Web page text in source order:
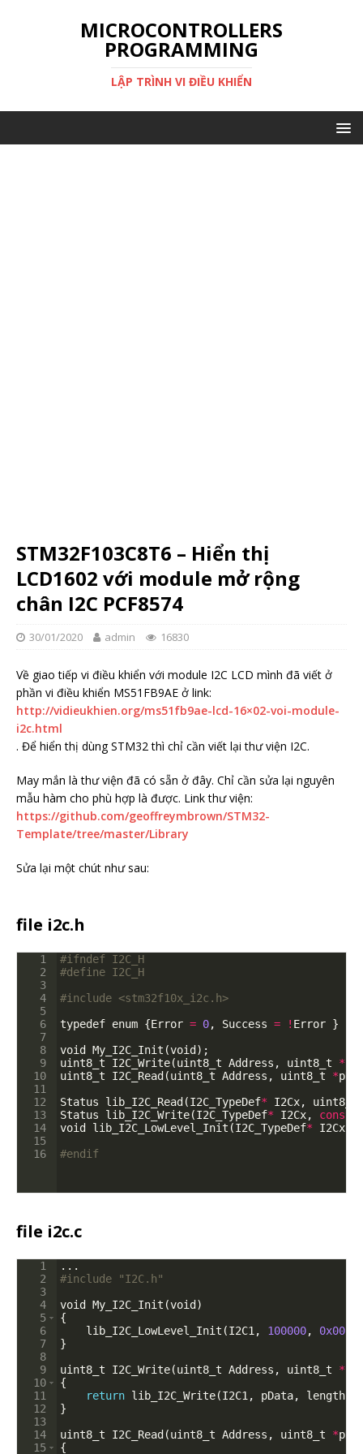
MICROCONTROLLERS
PROGRAMMING
LẬP TRÌNH VI ĐIỀU KHIỂN
STM32F103C8T6 – Hiển thị
LCD1602 với module mở rộng
chân I2C PCF8574
30/01/2020 admin 16830
Về giao tiếp vi điều khiển với module I2C LCD mình đã viết ở
phần vi điều khiển MS51FB9AE ở link:
http://vidieukhien.org/ms51fb9ae-lcd-16×02-voi-module-
i2c.html
. Để hiển thị dùng STM32 thì chỉ cần viết lại thư viện I2C.
May mắn là thư viện đã có sẵn ở đây. Chỉ cần sửa lại nguyên
mẫu hàm cho phù hợp là được. Link thư viện:
https://github.com/geoffreymbrown/STM32-
Template/tree/master/Library
Sửa lại một chút như sau:
file i2c.h
1
2
3
4
5
6
7
8
9
10
11
12
13
14
15
16
#ifndef I2C_H
#define I2C_H
#include <stm32f10x_i2c.h>
typedef enum {Error = 0, Success = ! Error }
void
My_I2C_Init (void ) ;
uint8_t
I2C_Write(uint8_t Address , uint8_t *
uint8_t
I2C_Read (uint8_t Address , uint8_t *
Status
lib_I2C_Read (I2C_TypeDef* I2Cx, uint8_t
Status
lib_I2C_Write(I2C_TypeDef* I2Cx, const
void
lib_I2C_LowLevel_Init (I2C_TypeDef* I2Cx
#endif
file i2c.c
1
2
3
4
5
6
7
8
9
10
11
12
13
14
15
...
#include "I2C.h"
void
My_I2C_Init (void )
{
lib_I2C_LowLevel_Init (I2C1 , 100000, 0x00
}
uint8_t
I2C_Write(uint8_t Address , uint8_t *
{
return lib_I2C_Write(I2C1 , pData, length
}
uint8_t
I2C_Read (uint8_t Address , uint8_t *
{